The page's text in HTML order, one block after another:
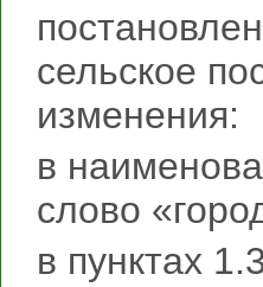
сельское
изменения:
в
слово
в пунктах